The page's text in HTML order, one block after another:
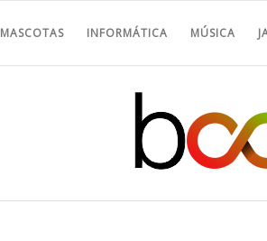
MASCOTAS INFORMÁTICA MÚSICA